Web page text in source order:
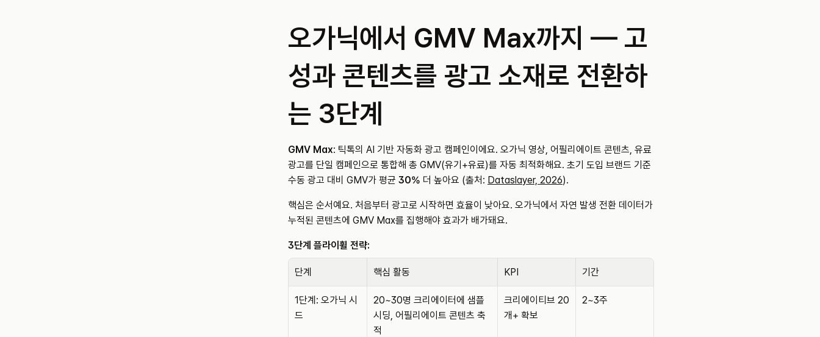
오가닉에서 GMV Max까지 — 고
성과 콘텐츠를 광고 소재로 전환하
는 3단계
GMV Max: 틱톡의 AI 기반 자동화 광고 캠페인이에요. 오가닉 영상, 어필리에이트 콘텐츠, 유료
광고를 단일 캠페인으로 통합해 총 GMV(유기+유료)를 자동 최적화해요. 초기 도입 브랜드 기준
수동 광고 대비 GMV가 평균 30% 더 높아요 (출처: Dataslayer, 2026).
핵심은 순서예요. 처음부터 광고로 시작하면 효율이 낮아요. 오가닉에서 자연 발생 전환 데이터가
누적된 콘텐츠에 GMV Max를 집행해야 효과가 배가돼요.
3단계 플라이휠 전략:
단계 핵심 활동 KPI 기간
1단계: 오가닉 시
드
20~30명 크리에이터에 샘플
시딩, 어필리에이트 콘텐츠 축
적
크리에이티브 20
개+ 확보
2~3주